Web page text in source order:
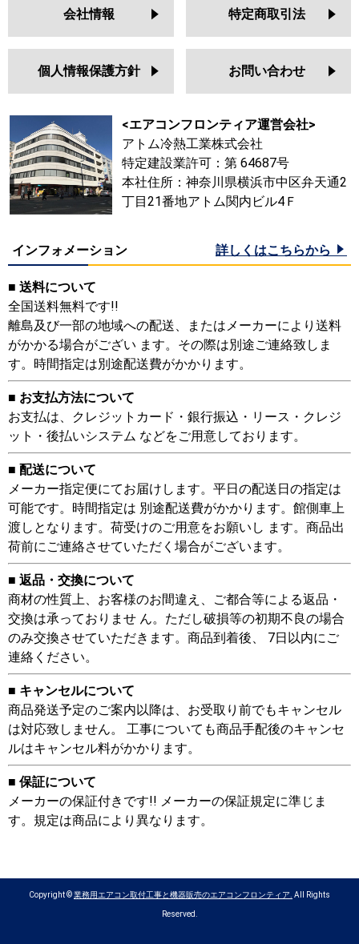
会社情報 特定商取引法
個人情報保護方針 お問い合わせ
<エアコンフロンティア運営会社>
アトム冷熱工業株式会社
特定建設業許可：第 64687号
本社住所：神奈川県横浜市中区弁天通2
丁目21番地アトム関内ビル4Ｆ
インフォメーション 詳しくはこちらから
■ 送料について
全国送料無料です!!
離島及び一部の地域への配送、またはメーカーにより送料
がかかる場合がござい ます。その際は別途ご連絡致しま
す。時間指定は別途配送費がかかります。
■ お支払方法について
お支払は、クレジットカード・銀行振込・リース・クレジ
ット・後払いシステム などをご用意しております。
■ 配送について
メーカー指定便にてお届けします。平日の配送日の指定は
可能です。時間指定は 別途配送費がかかります。館側車上
渡しとなります。荷受けのご用意をお願いし ます。商品出
荷前にご連絡させていただく場合がございます。
■ 返品・交換について
商材の性質上、お客様のお間違え、ご都合等による返品・
交換は承っておりませ ん。ただし破損等の初期不良の場合
のみ交換させていただきます。商品到着後、 7日以内にご
連絡ください。
■ キャンセルについて
商品発送予定のご案内以降は、お受取り前でもキャンセル
は対応致しません。 工事についても商品手配後のキャンセ
ルはキャンセル料がかかります。
■ 保証について
メーカーの保証付きです!! メーカーの保証規定に準じま
す。規定は商品により異なります。
Copyright ©業務用エアコン取付工事と機器販売のエアコンフロンティア. All Rights
Reserved.